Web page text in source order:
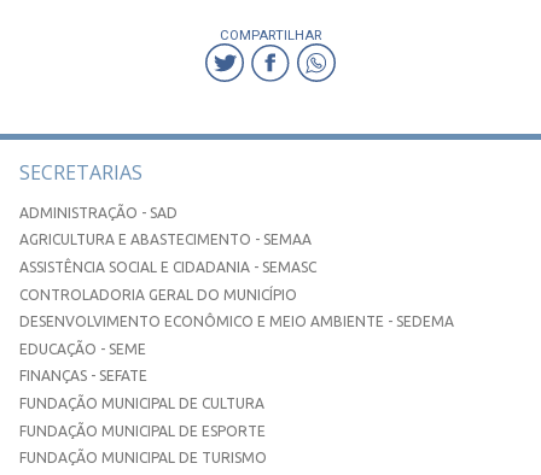
COMPARTILHAR
SECRETARIAS
ADMINISTRAÇÃO - SAD
AGRICULTURA E ABASTECIMENTO - SEMAA
ASSISTÊNCIA SOCIAL E CIDADANIA - SEMASC
CONTROLADORIA GERAL DO MUNICÍPIO
DESENVOLVIMENTO ECONÔMICO E MEIO AMBIENTE - SEDEMA
EDUCAÇÃO - SEME
FINANÇAS - SEFATE
FUNDAÇÃO MUNICIPAL DE CULTURA
FUNDAÇÃO MUNICIPAL DE ESPORTE
FUNDAÇÃO MUNICIPAL DE TURISMO